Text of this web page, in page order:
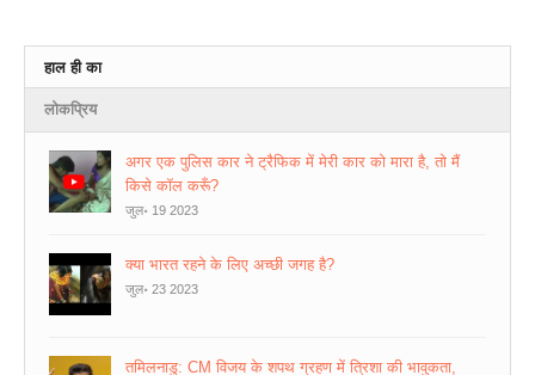
हाल ही का
लोकप्रिय
अगर एक पुलिस कार ने ट्रैफिक में मेरी कार को मारा है, तो मैं
किसे कॉल करूँ?
जुल॰ 19 2023
क्या भारत रहने के लिए अच्छी जगह है?
जुल॰ 23 2023
तमिलनाडु: CM विजय के शपथ ग्रहण में त्रिशा की भावुकता,